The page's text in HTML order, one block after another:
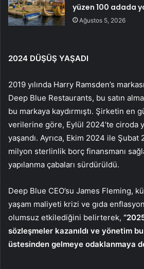
yüzen 100 adada
Ağustos 5, 2026
2024 DÜŞÜŞ YAŞADI
2019 yılında Harry Ramsden’s
Deep Blue Restaurants, bu satın
bu markaya kaydırmıştı. Şirketin en
verilerine göre, Eylül 2024’te ciroda
yaşandı. Ayrıca, Ekim 2024 ile Şubat
milyon sterlinlik borç finansmanı
yapılanma çabaları sürdürüldü.
Deep Blue CEO’su James Fleming,
yaşam maliyeti krizi ve gıda
olumsuz etkilediğini belirterek,
sözleşmeler kazanıldı ve yönetim
üstesinden gelmeye odaklanmaya